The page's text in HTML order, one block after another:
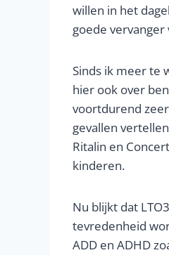
willen in het
goede
Sinds ik meer te
hier ook over
voortdurend
gevallen
Ritalin en
kinderen.
Nu blijkt dat
tevredenheid
ADD en ADHD